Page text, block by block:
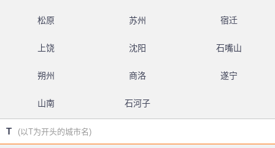
松原 苏州 宿迁
上饶 沈阳 石嘴山
朔州 商洛 遂宁
山南 石河子
T (以T为开头的城市名)